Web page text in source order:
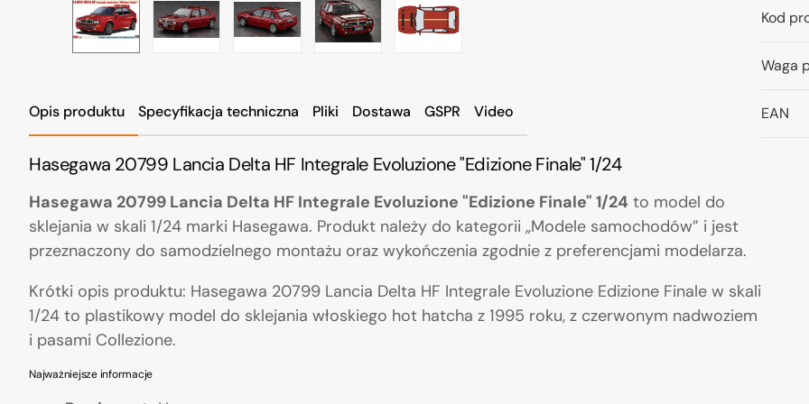
Opis produktu Specyfikacja techniczna Pliki Dostawa GSPR Video
Hasegawa 20799 Lancia Delta HF Integrale Evoluzione "Edizione Finale" 1/24
Hasegawa 20799 Lancia Delta HF Integrale Evoluzione "Edizione Finale" 1/24 to model do
sklejania w skali 1/24 marki Hasegawa. Produkt należy do kategorii „Modele samochodów” i jest
przeznaczony do samodzielnego montażu oraz wykończenia zgodnie z preferencjami modelarza.
Krótki opis produktu: Hasegawa 20799 Lancia Delta HF Integrale Evoluzione Edizione Finale w skali
1/24 to plastikowy model do sklejania włoskiego hot hatcha z 1995 roku, z czerwonym nadwoziem
i pasami Collezione.
Najważniejsze informacje
Kod
Waga
EAN